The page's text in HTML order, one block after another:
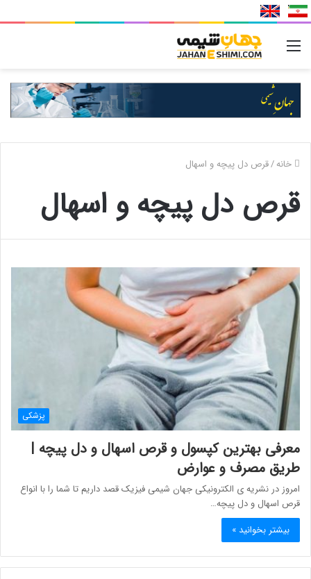
خانه/قرص دل پیچه و اسهال
قرص دل پیچه و اسهال
پزشکی
معرفی بهترین کپسول و قرص اسهال و دل پیچه |
طریق مصرف و عوارض
امروز در نشریه ی الکترونیکی جهان شیمی فیزیک قصد داریم تا شما را با انواع
قرص اسهال و دل پیچه…
بیشتر بخوانید »